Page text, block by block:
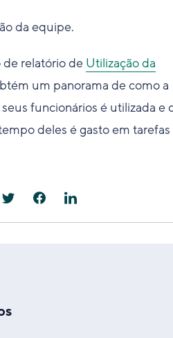
da equipe.
relatório de Utilização da
um panorama de como a
funcionários é utilizada e
deles é gasto em tarefas